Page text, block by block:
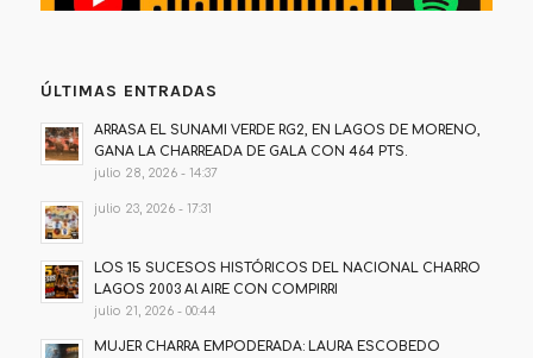
ÚLTIMAS ENTRADAS
ARRASA EL SUNAMI VERDE RG2, EN LAGOS DE MORENO,
GANA LA CHARREADA DE GALA CON 464 PTS.
julio 28, 2026 - 14:37
julio 23, 2026 - 17:31
LOS 15 SUCESOS HISTÓRICOS DEL NACIONAL CHARRO
LAGOS 2003 Al AIRE CON COMPIRRI
julio 21, 2026 - 00:44
MUJER CHARRA EMPODERADA: LAURA ESCOBEDO